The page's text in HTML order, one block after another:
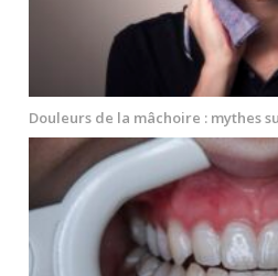
Douleurs de la mâchoire : mythes